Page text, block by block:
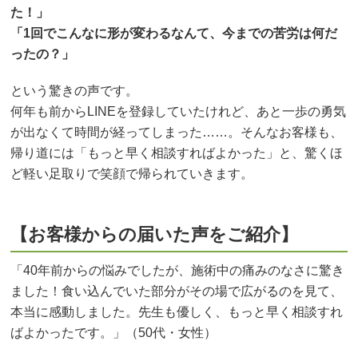
た！」
「1回でこんなに形が変わるなんて、今までの苦労は何だ
ったの？」
という驚きの声です。
何年も前からLINEを登録していたけれど、あと一歩の勇気
が出なくて時間が経ってしまった……。そんなお客様も、
帰り道には「もっと早く相談すればよかった」と、驚くほ
ど軽い足取りで笑顔で帰られていきます。
【お客様からの届いた声をご紹介】
「40年前からの悩みでしたが、施術中の痛みのなさに驚き
ました！食い込んでいた部分がその場で広がるのを見て、
本当に感動しました。先生も優しく、もっと早く相談すれ
ばよかったです。」（50代・女性）